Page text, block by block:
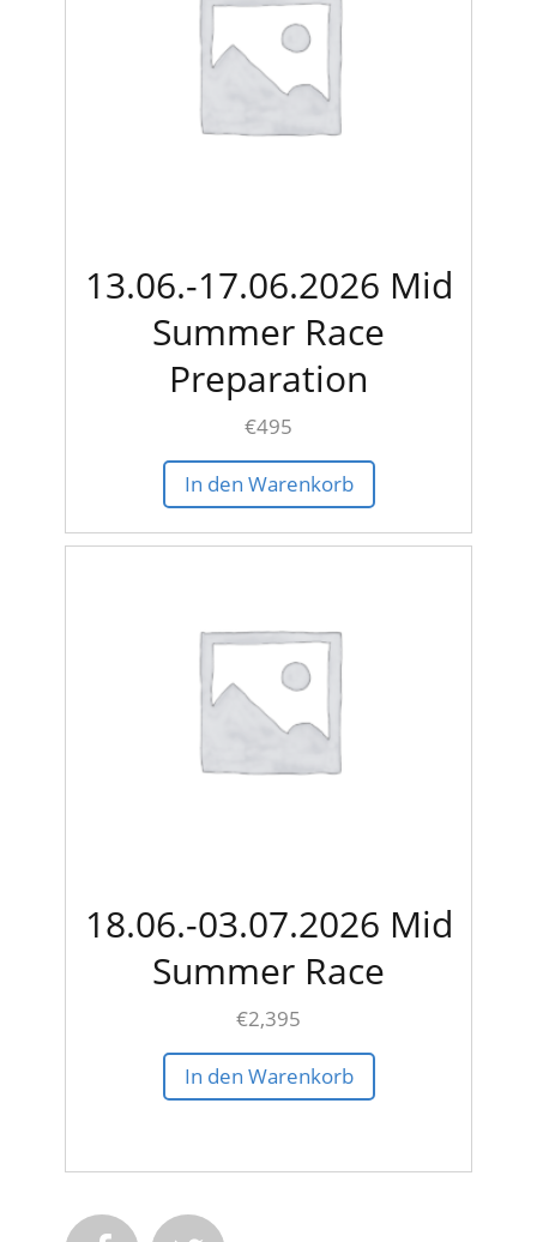
13.06.-17.06.2026 Mid
Summer Race
Preparation
€495
In den Warenkorb
18.06.-03.07.2026 Mid
Summer Race
€2,395
In den Warenkorb